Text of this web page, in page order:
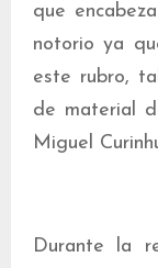
que
notorio ya
este rubro,
de material
Miguel
Durante la